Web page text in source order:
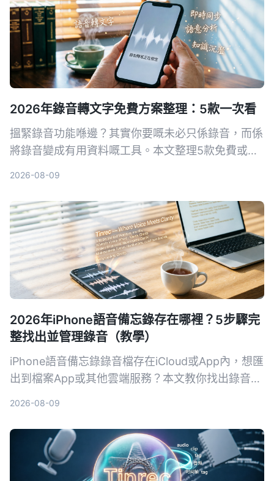
2026年錄音轉文字免費方案整理：5款一次看
搵緊錄音功能喺邊？其實你要嘅未必只係錄音，而係
將錄音變成有用資料嘅工具。本文整理5款免費或含
2026-08-09
2026年iPhone語音備忘錄存在哪裡？5步驟完
整找出並管理錄音（教學）
iPhone語音備忘錄錄音檔存在iCloud或App內，想匯
出到檔案App或其他雲端服務？本文教你找出錄音位
2026-08-09